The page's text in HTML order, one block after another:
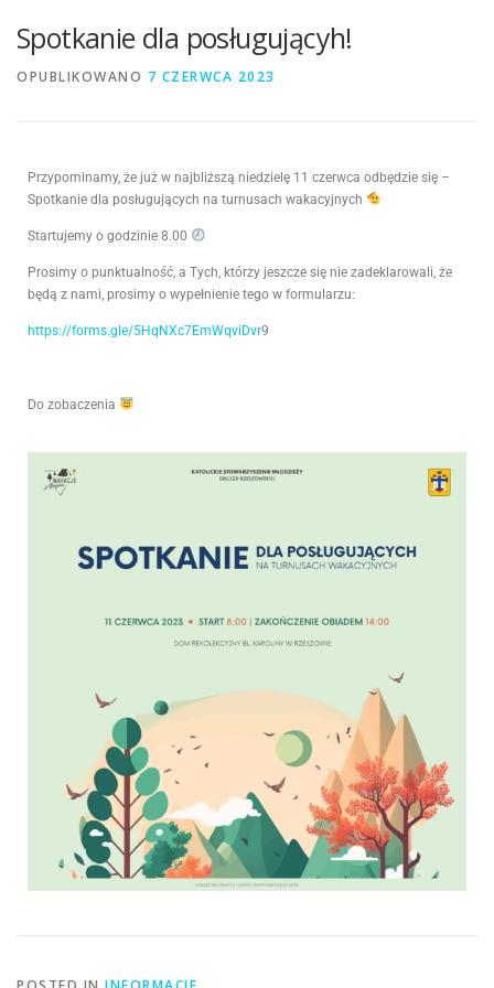
Spotkanie dla posługującyh!
OPUBLIKOWANO 7 CZERWCA 2023
Przypominamy, że już w najbliższą niedzielę 11 czerwca odbędzie się –
Spotkanie dla posługujących na turnusach wakacyjnych
Startujemy o godzinie 8.00
Prosimy o punktualność, a Tych, którzy jeszcze się nie zadeklarowali, że
będą z nami, prosimy o wypełnienie tego w formularzu:
https://forms.gle/5HqNXc7EmWqviDvr9
Do zobaczenia